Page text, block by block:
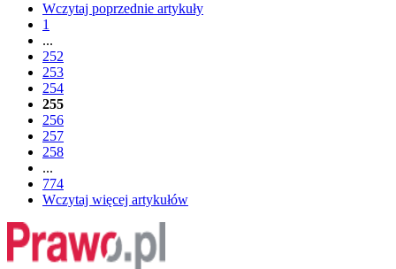
Wczytaj poprzednie artykuły
1
...
252
253
254
255
256
257
258
...
774
Wczytaj więcej artykułów